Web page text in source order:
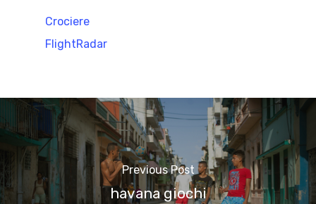
Crociere
FlightRadar
Previous Post
havana giochi